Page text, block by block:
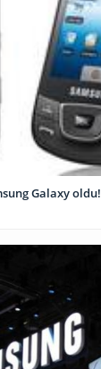
Galaxy oldu!